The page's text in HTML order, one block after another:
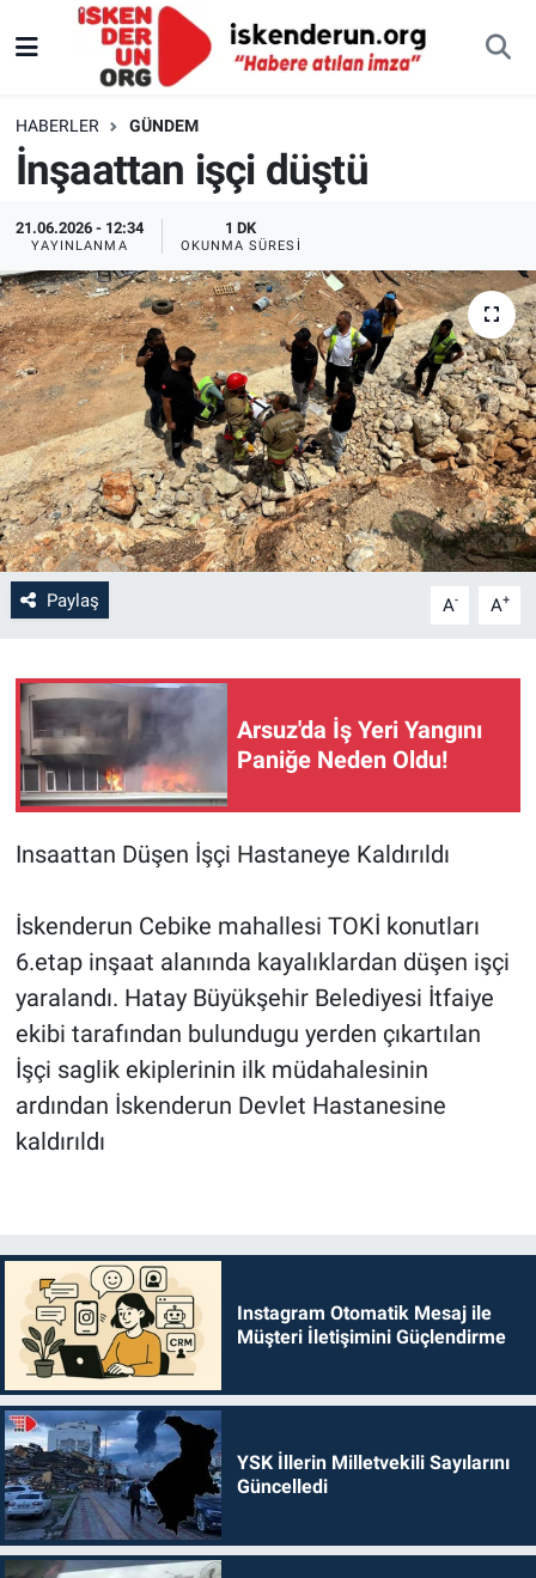
HABERLER GÜNDEM
İnşaattan işçi düştü
21.06.2026 - 12:34
YAYINLANMA
1 DK
OKUNMA SÜRESI
Paylaş A- A+
Arsuz'da İş Yeri Yangını
Paniğe Neden Oldu!
Insaattan Düşen İşçi Hastaneye Kaldırıldı
İskenderun Cebike mahallesi TOKİ konutları
6.etap inşaat alanında kayalıklardan düşen işçi
yaralandı. Hatay Büyükşehir Belediyesi İtfaiye
ekibi tarafından bulundugu yerden çıkartılan
İşçi saglik ekiplerinin ilk müdahalesinin
ardından İskenderun Devlet Hastanesine
kaldırıldı
Instagram Otomatik Mesaj ile
Müşteri İletişimini Güçlendirme
YSK İllerin Milletvekili Sayılarını
Güncelledi